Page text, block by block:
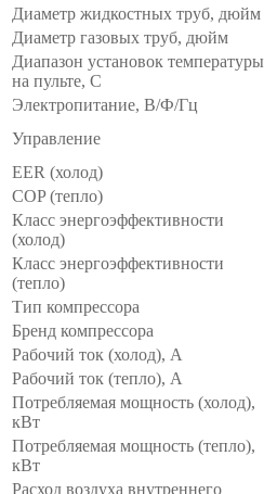
Диаметр жидкостных труб, дюйм
Диаметр газовых труб, дюйм
Диапазон установок температуры
на пульте, С
Электропитание, В/Ф/Гц
Управление
EER (холод)
COP (тепло)
Класс энергоэффективности
(холод)
Класс энергоэффективности
(тепло)
Тип компрессора
Бренд компрессора
Рабочий ток (холод), А
Рабочий ток (тепло), А
Потребляемая мощность (холод),
кВт
Потребляемая мощность (тепло),
кВт
Расход воздуха внутреннего